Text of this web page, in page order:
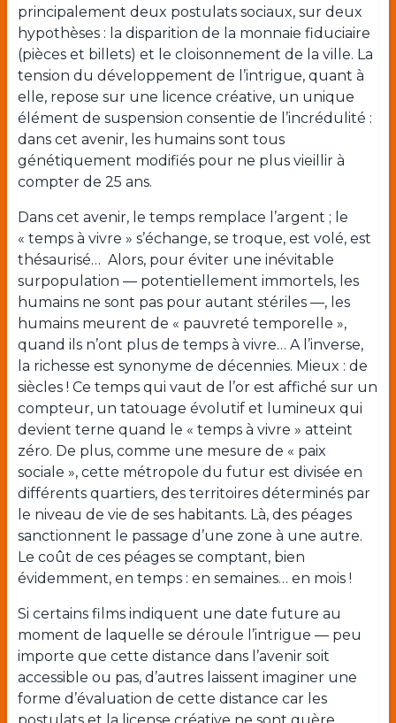
principalement deux postulats sociaux, sur deux
hypothèses : la disparition de la monnaie fiduciaire
(pièces et billets) et le cloisonnement de la ville. La
tension du développement de l’intrigue, quant à
elle, repose sur une licence créative, un unique
élément de suspension consentie de l’incrédulité :
dans cet avenir, les humains sont tous
génétiquement modifiés pour ne plus vieillir à
compter de 25 ans.
Dans cet avenir, le temps remplace l’argent ; le
« temps à vivre » s’échange, se troque, est volé, est
thésaurisé… Alors, pour éviter une inévitable
surpopulation — potentiellement immortels, les
humains ne sont pas pour autant stériles —, les
humains meurent de « pauvreté temporelle »,
quand ils n’ont plus de temps à vivre… A l’inverse,
la richesse est synonyme de décennies. Mieux : de
siècles ! Ce temps qui vaut de l’or est affiché sur un
compteur, un tatouage évolutif et lumineux qui
devient terne quand le « temps à vivre » atteint
zéro. De plus, comme une mesure de « paix
sociale », cette métropole du futur est divisée en
différents quartiers, des territoires déterminés par
le niveau de vie de ses habitants. Là, des péages
sanctionnent le passage d’une zone à une autre.
Le coût de ces péages se comptant, bien
évidemment, en temps : en semaines… en mois !
Si certains films indiquent une date future au
moment de laquelle se déroule l’intrigue — peu
importe que cette distance dans l’avenir soit
accessible ou pas, d’autres laissent imaginer une
forme d’évaluation de cette distance car les